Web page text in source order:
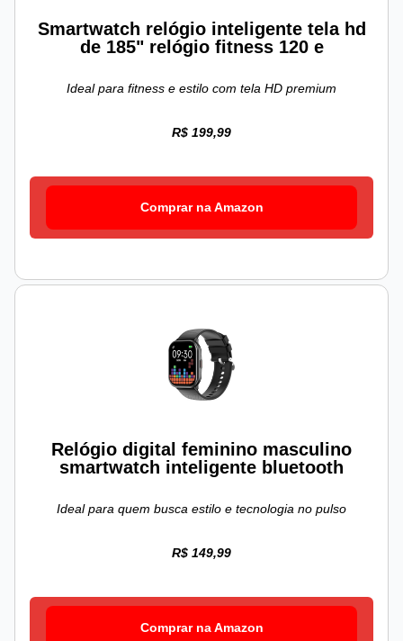
Smartwatch relógio inteligente tela hd
de 185" relógio fitness 120 e
Ideal para fitness e estilo com tela HD premium
R$ 199,99
Comprar na Amazon
Relógio digital feminino masculino
smartwatch inteligente bluetooth
Ideal para quem busca estilo e tecnologia no pulso
R$ 149,99
Comprar na Amazon